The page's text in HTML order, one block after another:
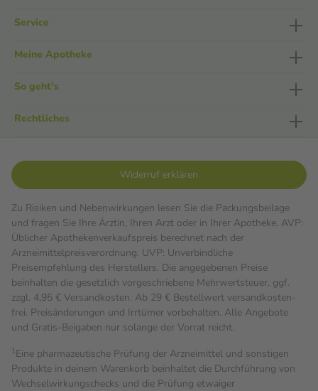
Service
Meine Apotheke
So geht's
Rechtliches
Widerruf erklären
Zu Risiken und Nebenwirkungen lesen Sie die Packungsbeilage
und fragen Sie Ihre Ärztin, Ihren Arzt oder in Ihrer Apotheke. AVP:
Üblicher Apothekenverkaufspreis berechnet nach der
Arzneimittelpreisverordnung. UVP: Unverbindliche
Preisempfehlung des Herstellers. Die angegebenen Preise
beinhalten die gesetzlich vorgeschriebene Mehrwertsteuer, ggf.
zzgl. 4,95 € Versandkosten. Ab 29 € Bestell­wert versand­kosten­
frei. Preisänderungen und Irrtümer vorbehalten. Alle Angebote
und Gratis-Beigaben nur solange der Vorrat reicht.
1Eine pharmazeutische Prüfung der Arzneimittel und sonstigen
Produkte in deinem Warenkorb beinhaltet die Durchführung von
Wechselwirkungschecks und die Prüfung etwaiger